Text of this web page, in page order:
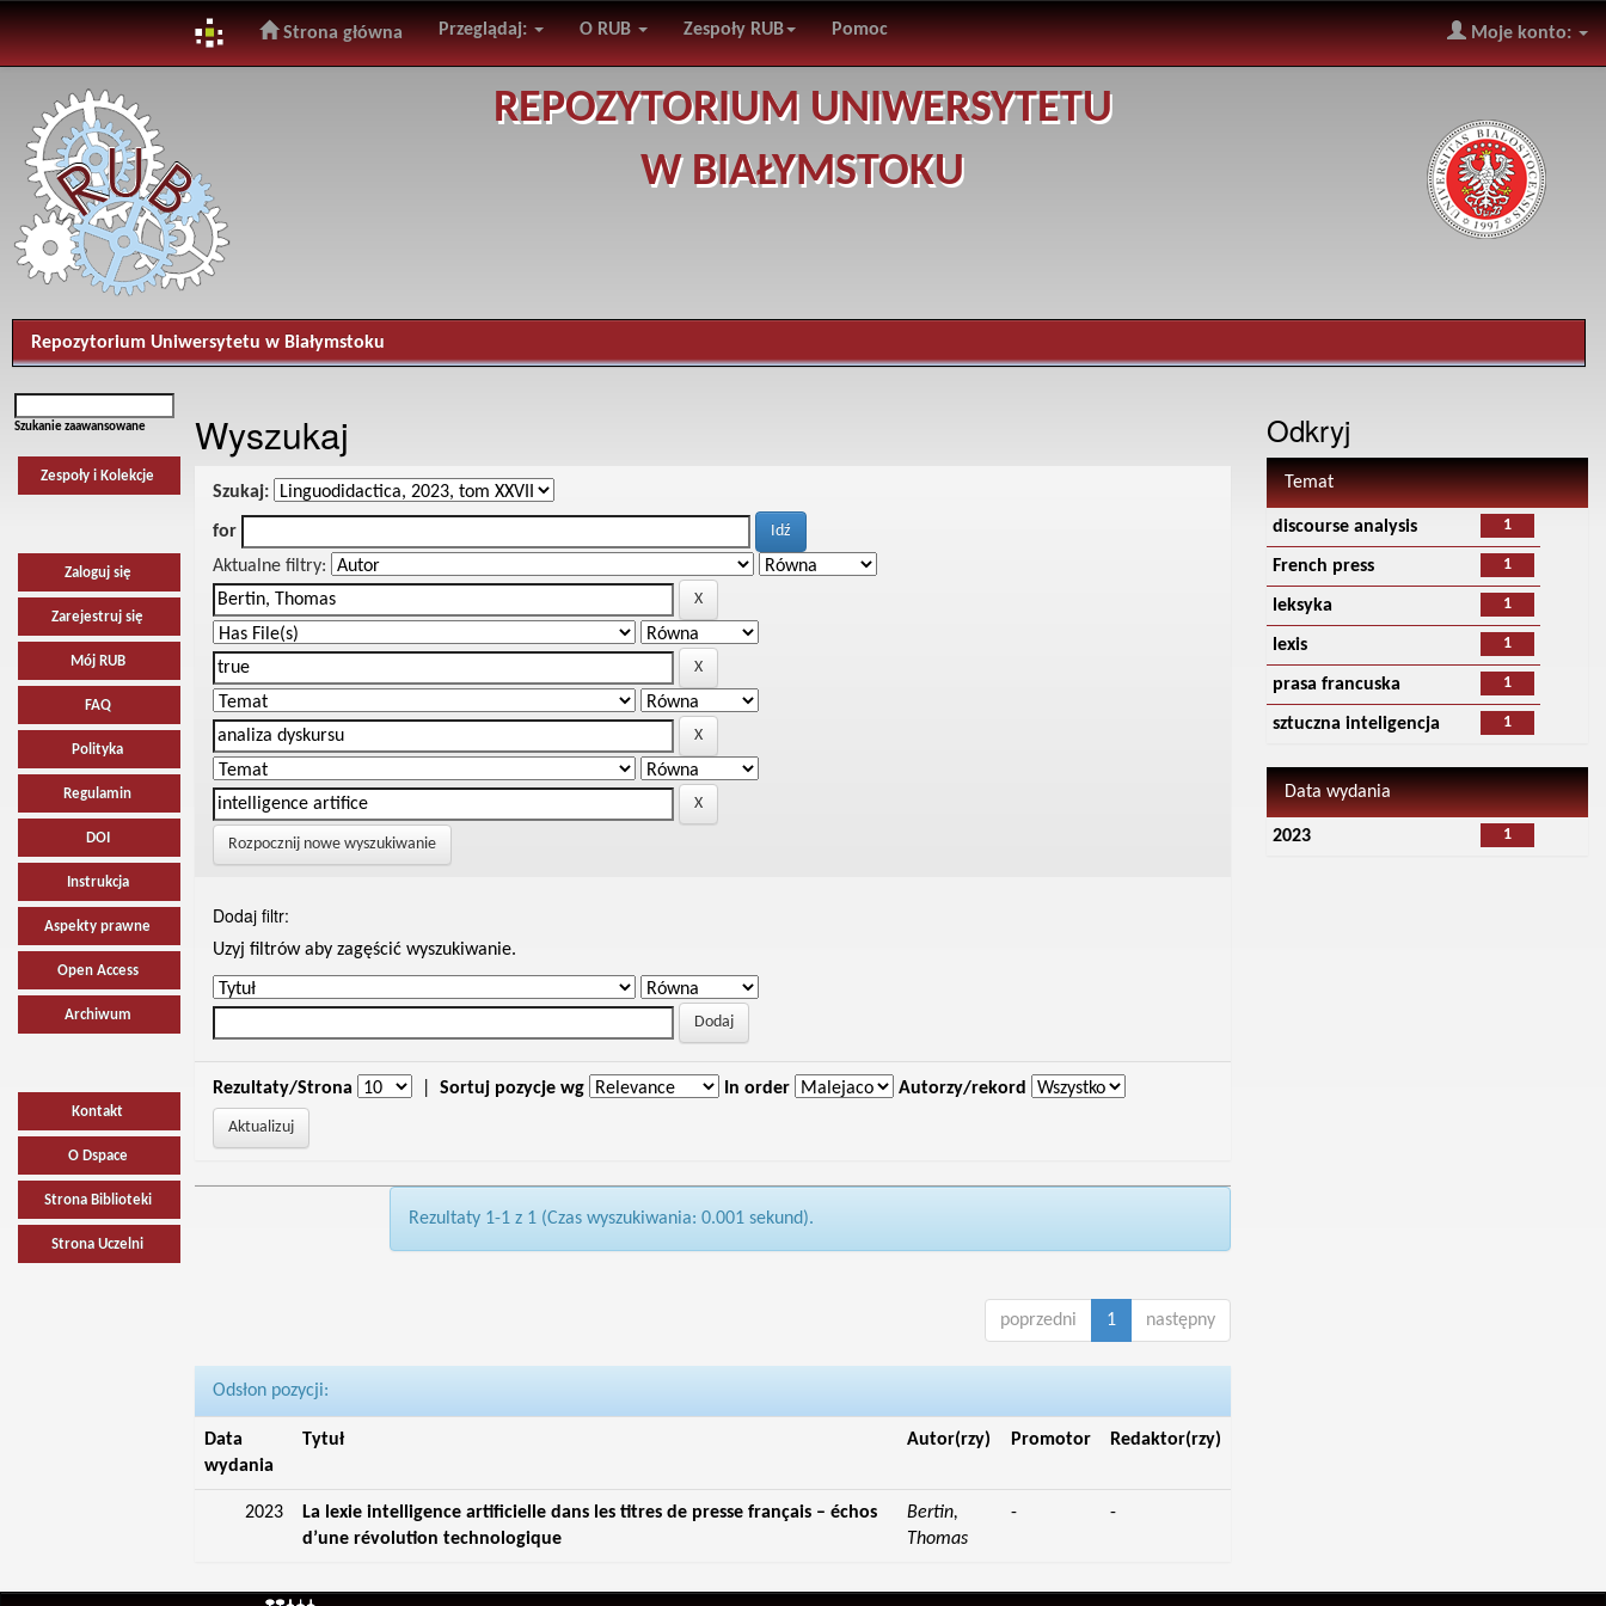
navigation
Strona główna Przeglądaj: O RUB Zespoły RUB Pomoc Moje konto:
REPOZYTORIUM UNIWERSYTETU
W BIAŁYMSTOKU
Repozytorium Uniwersytetu w Białymstoku
Szukanie zaawansowane
Zespoły i Kolekcje
Zaloguj się
Zarejestruj się
Mój RUB
FAQ
Polityka
Regulamin
DOI
Instrukcja
Aspekty prawne
Open Access
Archiwum
Kontakt
O Dspace
Strona Biblioteki
Strona Uczelni
Wyszukaj
Szukaj:
for
Aktualne filtry:
Rozpocznij nowe wyszukiwanie
Dodaj filtr:
Uzyj filtrów aby zagęścić wyszukiwanie.
Rezultaty/Strona Sortuj pozycje wg In order Autorzy/rekord
Rezultaty 1-1 z 1 (Czas wyszukiwania: 0.001 sekund).
poprzedni 1 następny
Odsłon pozycji:
Data
wydania
Tytuł Autor(rzy) Promotor Redaktor(rzy)
2023
La lexie intelligence artificielle dans les titres de presse français – échos
d’une révolution technologique
Bertin,
Thomas
- -
Odkryj
Temat
1
discourse analysis
1
French press
1
leksyka
1
lexis
1
prasa francuska
1
sztuczna inteligencja
Data wydania
1
2023